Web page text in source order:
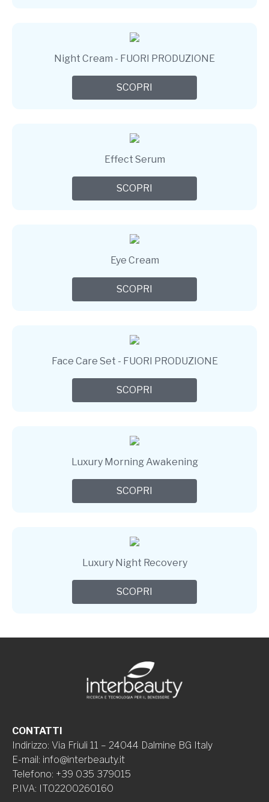
Night Cream - FUORI PRODUZIONE
SCOPRI
Effect Serum
SCOPRI
Eye Cream
SCOPRI
Face Care Set - FUORI PRODUZIONE
SCOPRI
Luxury Morning Awakening
SCOPRI
Luxury Night Recovery
SCOPRI
CONTATTI
Indirizzo: Via Friuli 11 – 24044 Dalmine BG Italy
E-mail: info@interbeauty.it
Telefono: +39 035 379015
P.IVA: IT02200260160